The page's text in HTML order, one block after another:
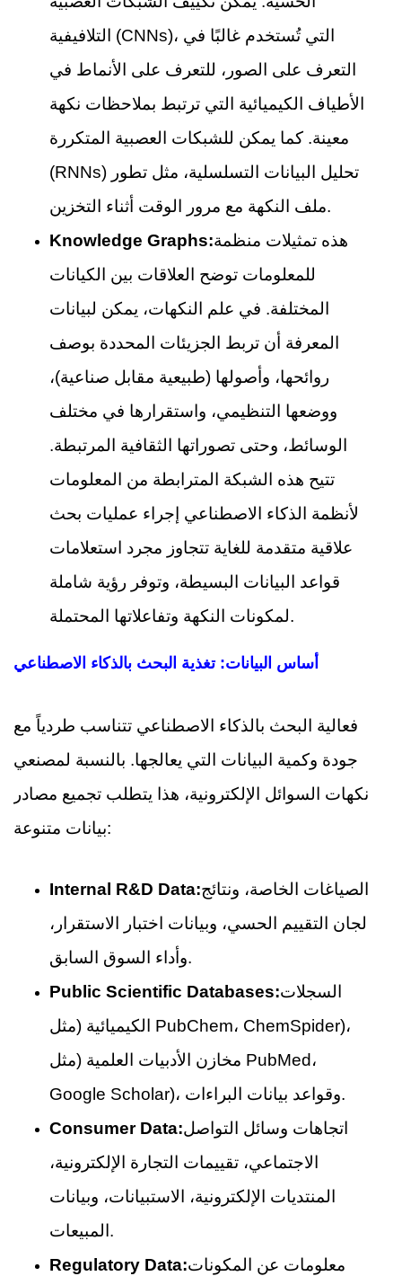
التلافيفية (CNNs)، التي تُستخدم غالبًا في
التعرف على الصور، للتعرف على الأنماط في
الأطياف الكيميائية التي ترتبط بملاحظات نكهة
معينة. كما يمكن للشبكات العصبية المتكررة
(RNNs) تحليل البيانات التسلسلية، مثل تطور
ملف النكهة مع مرور الوقت أثناء التخزين.
Knowledge Graphs:هذه تمثيلات منظمة
للمعلومات توضح العلاقات بين الكيانات
المختلفة. في علم النكهات، يمكن لبيانات
المعرفة أن تربط الجزيئات المحددة بوصف
روائحها، وأصولها (طبيعية مقابل صناعية)،
ووضعها التنظيمي، واستقرارها في مختلف
الوسائط، وحتى تصوراتها الثقافية المرتبطة.
تتيح هذه الشبكة المترابطة من المعلومات
لأنظمة الذكاء الاصطناعي إجراء عمليات بحث
علاقية متقدمة للغاية تتجاوز مجرد استعلامات
قواعد البيانات البسيطة، وتوفر رؤية شاملة
لمكونات النكهة وتفاعلاتها المحتملة.
أساس البيانات: تغذية البحث بالذكاء الاصطناعي
فعالية البحث بالذكاء الاصطناعي تتناسب طردياً مع
جودة وكمية البيانات التي يعالجها. بالنسبة لمصنعي
نكهات السوائل الإلكترونية، هذا يتطلب تجميع مصادر
بيانات متنوعة:
Internal R&D Data:الصياغات الخاصة، ونتائج
لجان التقييم الحسي، وبيانات اختبار الاستقرار،
وأداء السوق السابق.
Public Scientific Databases:السجلات
الكيميائية (مثل PubChem، ChemSpider)،
مخازن الأدبيات العلمية (مثل PubMed،
Google Scholar)، وقواعد بيانات البراءات.
Consumer Data:اتجاهات وسائل التواصل
الاجتماعي، تقييمات التجارة الإلكترونية،
المنتديات الإلكترونية، الاستبيانات، وبيانات
المبيعات.
Regulatory Data:معلومات عن المكونات